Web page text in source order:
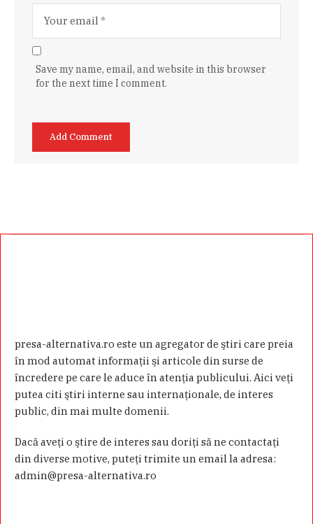
Save my name, email, and website in this browser
for the next time I comment.
presa-alternativa.ro este un agregator de ştiri care preia
în mod automat informaţii şi articole din surse de
încredere pe care le aduce în atenţia publicului. Aici veţi
putea citi ştiri interne sau internaţionale, de interes
public, din mai multe domenii.
Dacă aveţi o ştire de interes sau doriţi să ne contactaţi
din diverse motive, puteţi trimite un email la adresa:
admin@presa-alternativa.ro